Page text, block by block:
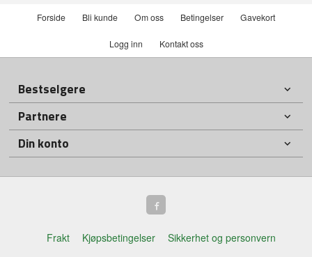
Forside Bli kunde Om oss Betingelser Gavekort
Logg inn Kontakt oss
Bestselgere
Partnere
Din konto
Frakt Kjøpsbetingelser
Sikkerhet og personvern